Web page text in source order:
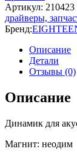
Артикул: 210423
драйверы,
Бренд:
Описание
Детали
Отзывы (0)
Описание
Динамик для
Магнит: неодим